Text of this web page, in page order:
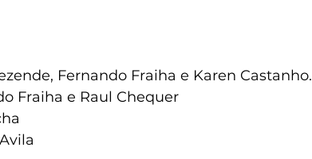
Fernando Fraiha e Karen Castanho.
Fraiha e Raul Chequer